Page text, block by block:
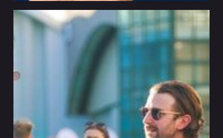
PEPSICO X VYTAL
Strategisch partnerschap voor herbruikbare
oplossingen
Engagement Hamburg